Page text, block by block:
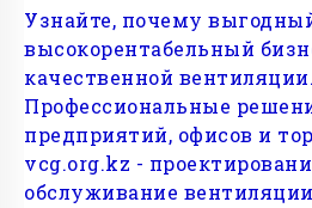
Узнайте, почему
высокорентабельный
качественной вентиляции.
Профессиональные
предприятий, офисов и
vcg.org.kz -
обслуживание